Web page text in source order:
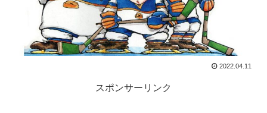
2022.04.11
スポンサーリンク